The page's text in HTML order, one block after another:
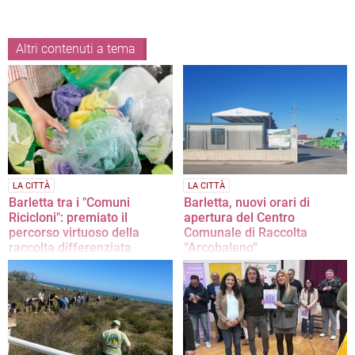
Altri contenuti a tema
LA CITTÀ
Barletta tra i "Comuni
Ricicloni": premiato il
percorso virtuoso della
raccolta differenziata
«Solo con l'impegno di tutti sarà
possibile raggiungere obiettivi
sempre più gratificanti»
LA CITTÀ
Barletta, nuovi orari di
apertura del Centro
Comunale di Raccolta
“Arcobaleno”
In vigore da lunedì 1° giugno